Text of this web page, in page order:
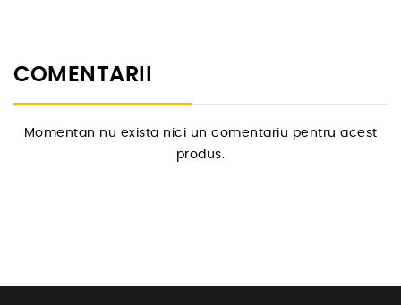
COMENTARII
Momentan nu exista nici un comentariu pentru acest
produs.